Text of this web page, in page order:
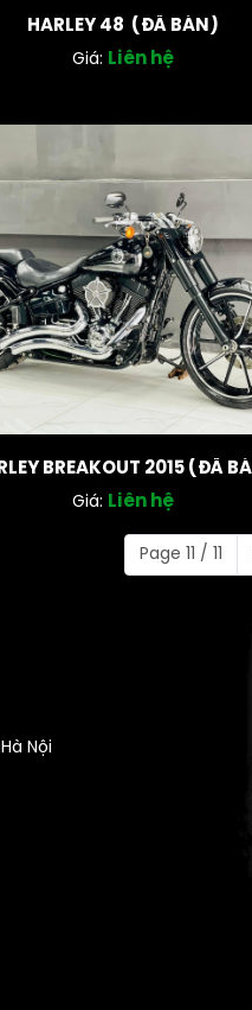
HARLEY 48 (ĐÃ BÁN)
Giá: Liên hệ
BREAKOUT 2015 (ĐÃ
Giá: Liên hệ
Page 11 / 11
Nội